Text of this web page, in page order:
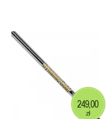
249,00
zł